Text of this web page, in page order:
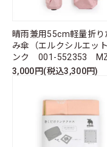
晴雨兼用55cm軽量折り
み傘（エルクシルエッ
ンク 001-552353
3,000円(税込3,300円)